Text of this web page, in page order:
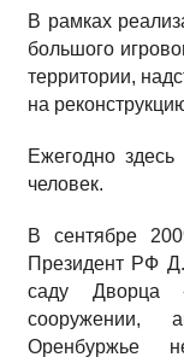
В рамках
большого
территории,
на
Ежегодно
человек.
В сентябре
Прези­дент РФ
саду Дворца
сооружении,
Оренбуржье